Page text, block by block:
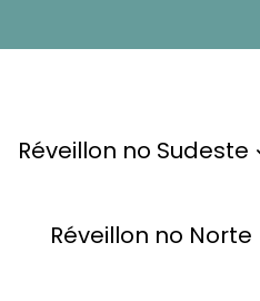
Réveillon no Sudeste
Réveillon no Norte